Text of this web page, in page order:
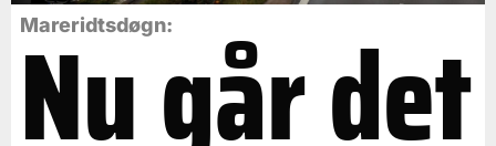
Mareridtsdøgn:
Nu går det